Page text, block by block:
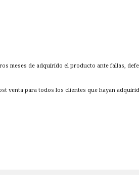
meses de adquirido el producto ante fallas,
venta para todos los clientes que hayan